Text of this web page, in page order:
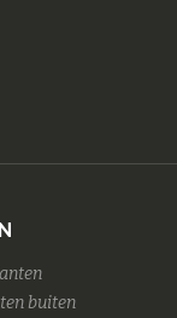
buiten